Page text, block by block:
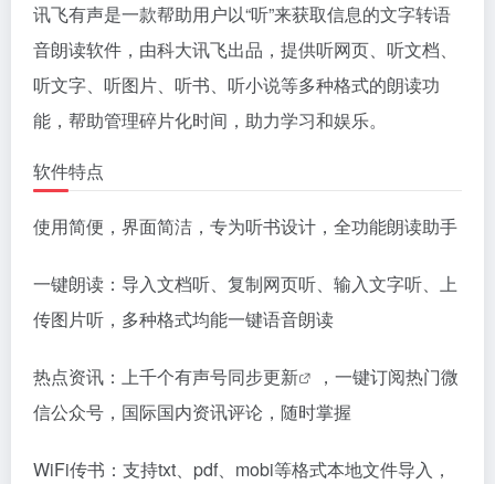
讯飞有声是一款帮助用户以“听”来获取信息的文字转语
音朗读软件，由科大讯飞出品，提供听网页、听文档、
听文字、听图片、听书、听小说等多种格式的朗读功
能，帮助管理碎片化时间，助力学习和娱乐。
软件特点
使用简便，界面简洁，专为听书设计，全功能朗读助手
一键朗读：导入文档听、复制网页听、输入文字听、上
传图片听，多种格式均能一键语音朗读
热点资讯：上千个有声号同步更新
，一键订阅热门微
信公众号，国际国内资讯评论，随时掌握
WiFi传书：支持txt、pdf、mobi等格式本地文件导入，